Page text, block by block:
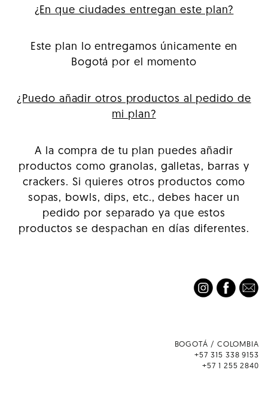
¿En que ciudades entregan este plan?
Este plan lo entregamos únicamente en
Bogotá por el momento
¿Puedo añadir otros productos al pedido de
mi plan?
A la compra de tu plan puedes añadir
productos como granolas, galletas, barras y
crackers. Si quieres otros productos como
sopas, bowls, dips, etc., debes hacer un
pedido por separado ya que estos
productos se despachan en días diferentes.
BOGOTÁ / COLOMBIA
+57 315 338 9153
+57 1 255 2840